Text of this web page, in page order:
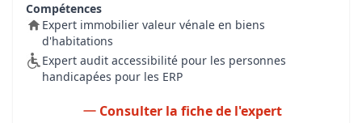
Compétences
Expert immobilier valeur vénale en biens
d'habitations
Expert audit accessibilité pour les personnes
handicapées pour les ERP
Consulter la fiche de l'expert